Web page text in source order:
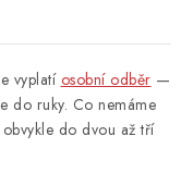
vyplatí osobní odběr —
do ruky. Co nemáme
do dvou až tří